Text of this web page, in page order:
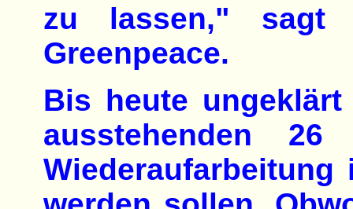
zu lassen," sagt
Greenpeace.
Bis heute
ausstehenden